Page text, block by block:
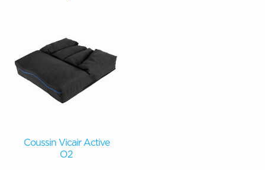
Coussin Vicair Active
O2